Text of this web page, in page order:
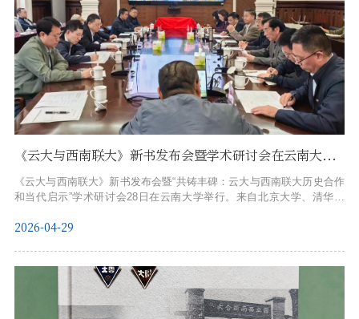
《云大与西南联大》新书发布会暨学术研讨会在云南大学举行
《云大与西南联大》新书发布会暨“共铸丰碑：云大与西南联大历史合作
和当代启示”学术研讨会28日在云南大学举行。来自北京大学、清华大
相关单位的专家学者齐聚一堂，共同见证新书问世。该书由云南大学党
2026-04-29